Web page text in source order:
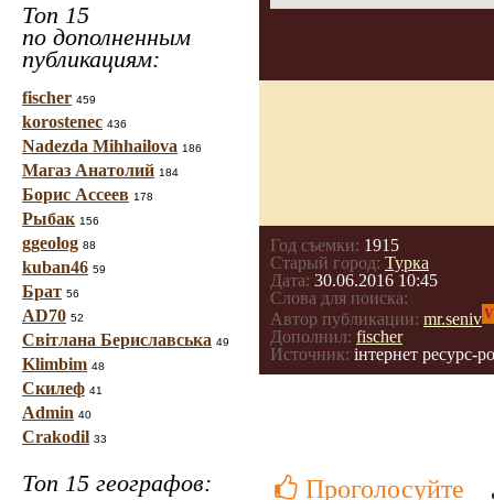
Топ 15
по дополненным
публикациям:
fischer 459
korostenec 436
Nadezda Mihhailova 186
Магаз Анатолий 184
Борис Ассеев 178
Рыбак 156
ggeolog 88
kuban46 59
Брат 56
AD70 52
Світлана Бериславська 49
Klimbim 48
Скилеф 41
Admin 40
Crakodil 33
Топ 15 географов:
Год съемки: 1915
Старый город: Турка
Дата: 30.06.2016 10:45
Слова для поиска:
Автор публикации: mr.seniv
Дополнил: fischer
Источник: інтернет ресурс-
Проголосуйте